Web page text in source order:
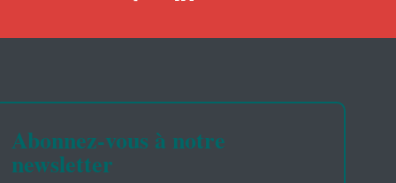
Abonnez-vous à notre
newsletter